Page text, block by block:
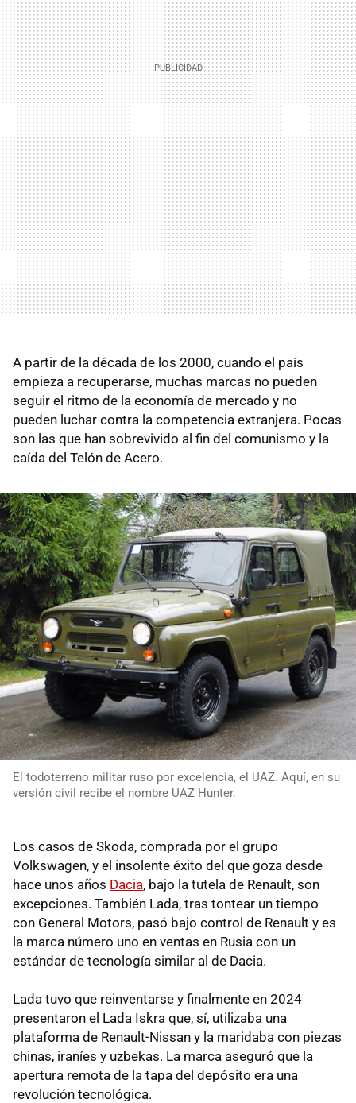
A partir de la década de los 2000, cuando el país
empieza a recuperarse, muchas marcas no pueden
seguir el ritmo de la economía de mercado y no
pueden luchar contra la competencia extranjera. Pocas
son las que han sobrevivido al fin del comunismo y la
caída del Telón de Acero.
El todoterreno militar ruso por excelencia, el UAZ. Aquí, en su
versión civil recibe el nombre UAZ Hunter.
Los casos de Skoda, comprada por el grupo
Volkswagen, y el insolente éxito del que goza desde
hace unos años Dacia, bajo la tutela de Renault, son
excepciones. También Lada, tras tontear un tiempo
con General Motors, pasó bajo control de Renault y es
la marca número uno en ventas en Rusia con un
estándar de tecnología similar al de Dacia.
Lada tuvo que reinventarse y finalmente en 2024
presentaron el Lada Iskra que, sí, utilizaba una
plataforma de Renault-Nissan y la maridaba con piezas
chinas, iraníes y uzbekas. La marca aseguró que la
apertura remota de la tapa del depósito era una
revolución tecnológica.